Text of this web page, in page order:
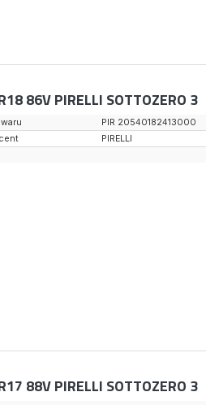
86V PIRELLI SOTTOZERO 3
PIR 20540182413000
PIRELLI
88V PIRELLI SOTTOZERO 3